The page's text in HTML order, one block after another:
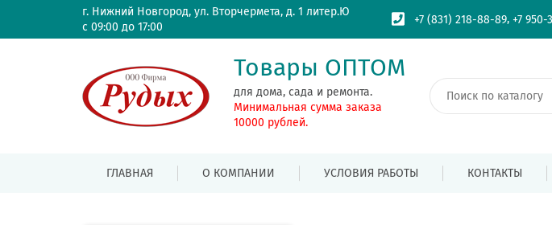
г. Нижний Новгород, ул. Вторчермета, д. 1 литер.Ю
с 09:00 до 17:00
+7 (831) 218-88-89,+7 950-
Товары ОПТОМ
для дома, сада и ремонта.
Минимальная сумма заказа
10000 рублей.
ГЛАВНАЯ О КОМПАНИИ УСЛОВИЯ РАБОТЫ КОНТАКТЫ